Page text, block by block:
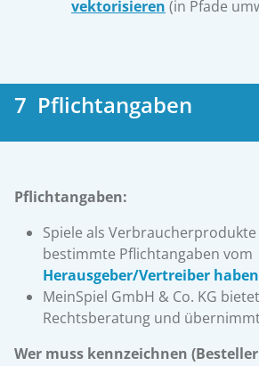
vektorisieren (in Pfade
7 Pflichtangaben
Pflichtangaben:
Spiele als
bestimmte Pflichtangaben vom
Herausgeber/Vertreiber
MeinSpiel GmbH & Co. KG
Rechtsberatung und
Wer muss kennzeichnen